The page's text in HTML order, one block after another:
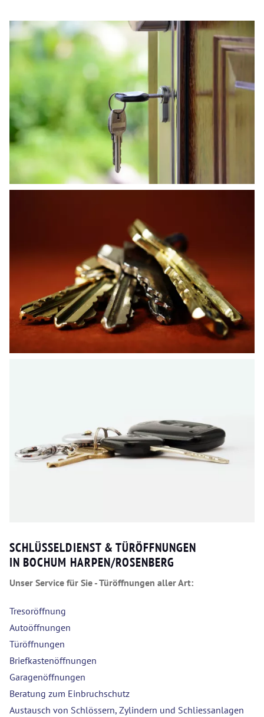
SCHLÜSSELDIENST & TÜRÖFFNUNGEN
IN BOCHUM HARPEN/ROSENBERG
Unser Service für Sie - Türöffnungen aller Art:
Tresoröffnung
Autoöffnungen
Türöffnungen
Briefkastenöffnungen
Garagenöffnungen
Beratung zum Einbruchschutz
Austausch von Schlössern, Zylindern und Schliessanlagen